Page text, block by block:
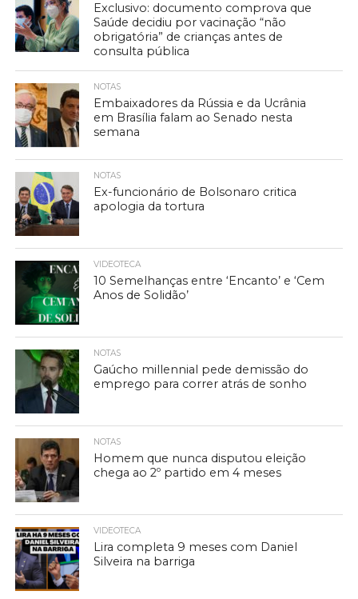
Exclusivo: documento comprova que
Saúde decidiu por vacinação “não
obrigatória” de crianças antes de
consulta pública
NOTAS
Embaixadores da Rússia e da Ucrânia
em Brasília falam ao Senado nesta
semana
NOTAS
Ex-funcionário de Bolsonaro critica
apologia da tortura
VIDEOTECA
10 Semelhanças entre ‘Encanto’ e ‘Cem
Anos de Solidão’
NOTAS
Gaúcho millennial pede demissão do
emprego para correr atrás de sonho
NOTAS
Homem que nunca disputou eleição
chega ao 2º partido em 4 meses
VIDEOTECA
Lira completa 9 meses com Daniel
Silveira na barriga